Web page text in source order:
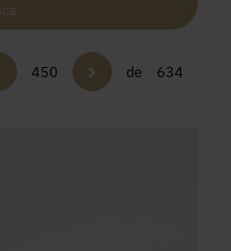
450 de 634